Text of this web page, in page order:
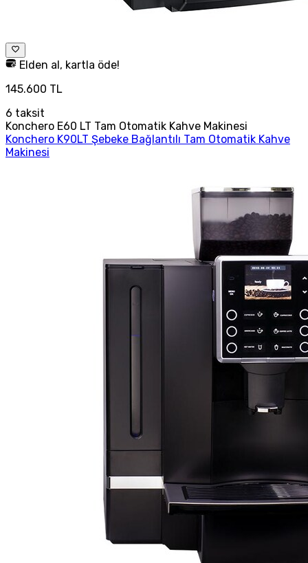
Elden al, kartla öde!
145.600 TL
6 taksit
Konchero E60 LT Tam Otomatik Kahve Makinesi
Konchero K90LT Şebeke Bağlantılı Tam Otomatik Kahve
Makinesi